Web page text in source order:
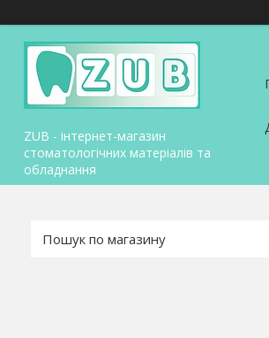
ZUB - інтернет-магазин
стоматологічних матеріалів та
обладнання